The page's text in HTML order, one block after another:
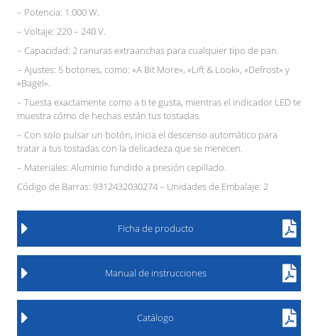
– Potencia: 1.000 W.
– Voltaje: 220 – 240 V.
– Capacidad: 2 ranuras extraanchas para cualquier tipo de pan.
– Ajustes: 5 botones, como: «A Bit More», «Lift & Look», «Defrost» y
«Bagel».
– Tuesta exactamente como a ti te gusta, mientras el indicador LED te
muestra cómo de hechas están tus tostadas.
– Con solo pulsar un botón, inicia el descenso automático para
tratar a tus tostadas con la delicadeza que se merecen.
– Materiales: Aluminio fundido a presión cepillado.
Código de Barras: 9312432030274 – Unidades de Embalaje: 2
Ficha de producto
Manual de instrucciones
Catálogo